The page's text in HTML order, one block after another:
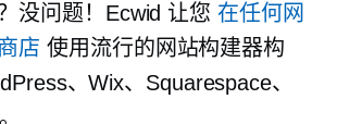
没问题！Ecwid 让您 在任何网
店 使用流行的网站构建器构
、Wix、Squarespace、